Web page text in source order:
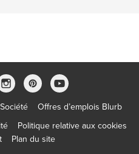
Société
Offres d’emplois Blurb
Politique relative aux cookies
Plan du site